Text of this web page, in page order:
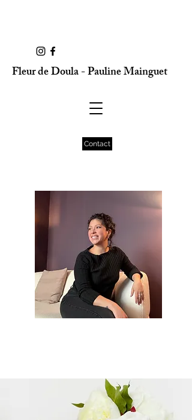
Fleur de Doula - Pauline Mainguet
Contact